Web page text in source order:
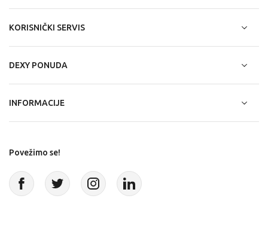
KORISNIČKI SERVIS
DEXY PONUDA
INFORMACIJE
Povežimo se!